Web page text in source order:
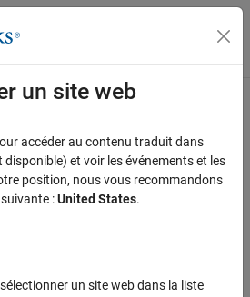
l'affichage du menu
Simulation
Software
Atomic Software
(Classic Platform)
components and potentially other
to import a composition.
un site web
accéder au contenu traduit dans
et voir les événements et les
position, nous vous recommandons
:United States.
un site web dans la liste